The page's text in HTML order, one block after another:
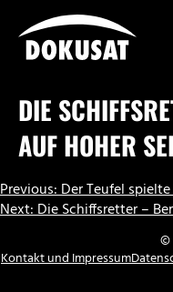
Inhalt
springen
DIE
AUF HOHER
Previous:Der Teufel
Next:Die Schiffsretter –
©
Kontakt und Impressum